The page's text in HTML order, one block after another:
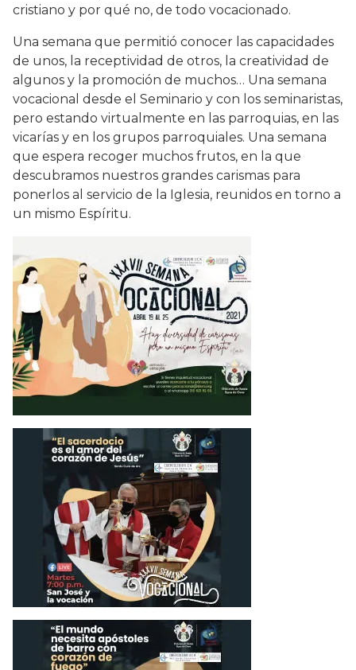
cristiano y por qué no, de todo vocacionado.
Una semana que permitió conocer las capacidades
de unos, la receptividad de otros, la creatividad de
algunos y la promoción de muchos… Una semana
vocacional desde el Seminario y con los seminaristas,
pero estando virtualmente en las parroquias, en las
vicarías y en los grupos parroquiales. Una semana
que espera recoger muchos frutos, en la que
descubramos nuestros grandes carismas para
ponerlos al servicio de la Iglesia, reunidos en torno a
un mismo Espíritu.